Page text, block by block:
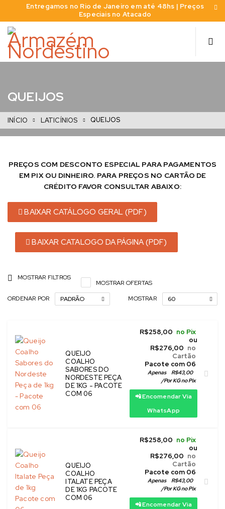
Entregamos no Rio de Janeiro em até 48hs | Preços
Especiais no Atacado
QUEIJOS
INÍCIO LATICÍNIOS QUEIJOS
PREÇOS COM DESCONTO ESPECIAL PARA PAGAMENTOS
EM PIX OU DINHEIRO. PARA PREÇOS NO CARTÃO DE
CRÉDITO FAVOR CONSULTAR ABAIXO:
BAIXAR CATÁLOGO GERAL (PDF)
BAIXAR CATALOGO DA PÁGINA (PDF)
MOSTRAR FILTROS
ORDENAR POR PADRÃO
MOSTRAR OFERTAS
MOSTRAR
60
QUEIJO
COALHO
SABORES DO
NORDESTE PEÇA
DE 1KG - PACOTE
COM 06
R$258,00 no Pix
ou
R$276,00 no
Cartão
Pacote com 06
Apenas R$43,00
/Por KG no Pix
📲 Encomendar Via
WhatsApp
QUEIJO
COALHO
ITALATE PEÇA
DE 1KG PACOTE
COM 06
R$258,00 no Pix
ou
R$276,00 no
Cartão
Pacote com 06
Apenas R$43,00
/Por KG no Pix
📲 Encomendar Via